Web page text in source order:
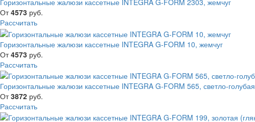
Горизонтальные жалюзи кассетные INTEGRA G-FORM 2303, жемчуг
От4573 руб.
Рассчитать
Горизонтальные жалюзи кассетные INTEGRA G-FORM 10, жемчуг
От4573 руб.
Рассчитать
Горизонтальные жалюзи кассетные INTEGRA G-FORM 565, светло-голубая
От3872 руб.
Рассчитать